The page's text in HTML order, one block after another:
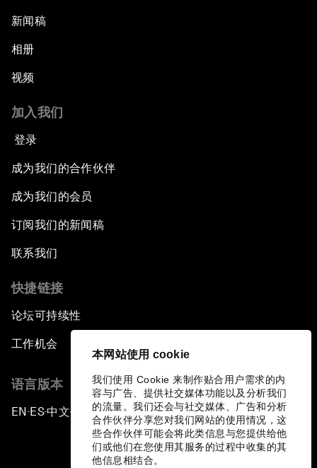
本网站使用 cookie
我们使用 Cookie 来制作贴合用户需求的内
容与广告、提供社交媒体功能以及分析我们
的流量。我们还会与社交媒体、广告和分析
合作伙伴分享您对我们网站的使用情况，这
些合作伙伴可能会将此类信息与您提供给他
们或他们在您使用其服务的过程中收集的其
他信息相结合。
新闻稿
相册
视频
加入我们
登录
成为我们的合作伙伴
成为我们的会员
订阅我们的新闻稿
联系我们
快捷链接
论坛可持续性
工作机会
语言版本
EN ▪ES▪中文▪ 日本語